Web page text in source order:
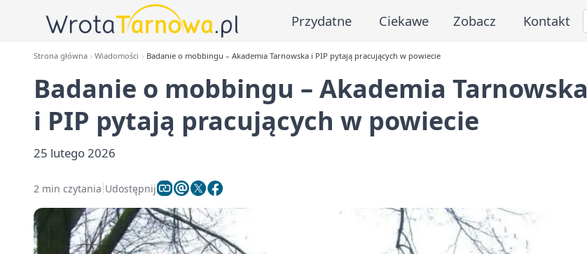
Przydatne Ciekawe Zobacz Kontakt
Strona główna Wiadomości Badanie o mobbingu – Akademia Tarnowska i PIP pytają pracujących w powiecie
Badanie o mobbingu – Akademia Tarnowska
i PIP pytają pracujących w powiecie
25 lutego 2026
2 min czytania Udostępnij